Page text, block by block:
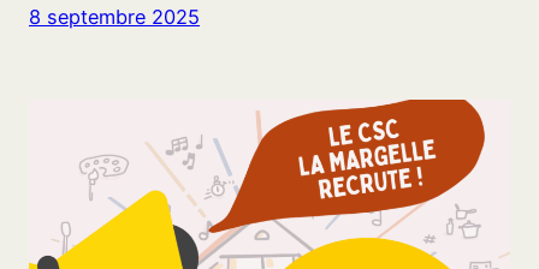
8 septembre 2025